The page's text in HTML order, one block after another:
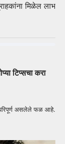
मिळेल लाभ
टिप्सचा करा
असलेले फळ आहे.